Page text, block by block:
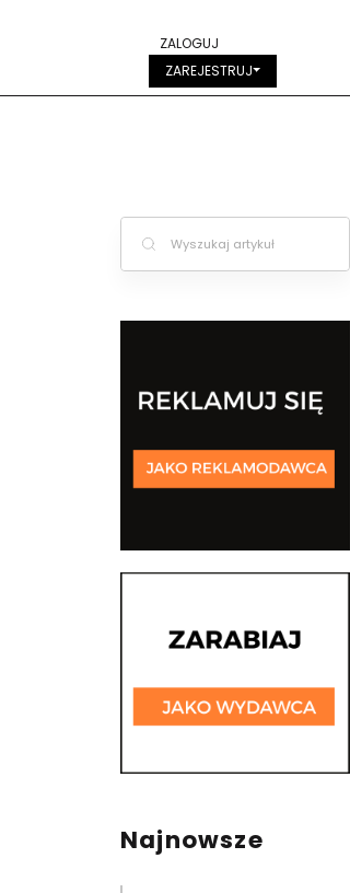
ZALOGUJ
ZAREJESTRUJ
Najnowsze